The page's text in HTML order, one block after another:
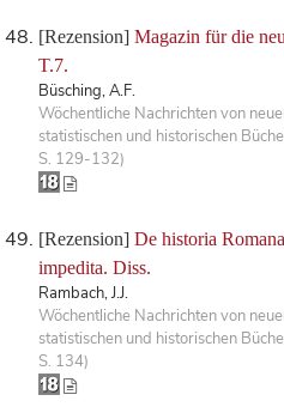
[Rezension] Magazin für die
T.7.
Büsching, A.F.
Wöchentliche Nachrichten von
statistischen und historischen
S. 129-132)
[Rezension] De historia
impedita. Diss.
Rambach, J.J.
Wöchentliche Nachrichten von
statistischen und historischen
S. 134)